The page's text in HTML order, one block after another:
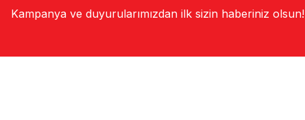
Kampanya ve duyurularımızdan ilk sizin haberiniz olsun!